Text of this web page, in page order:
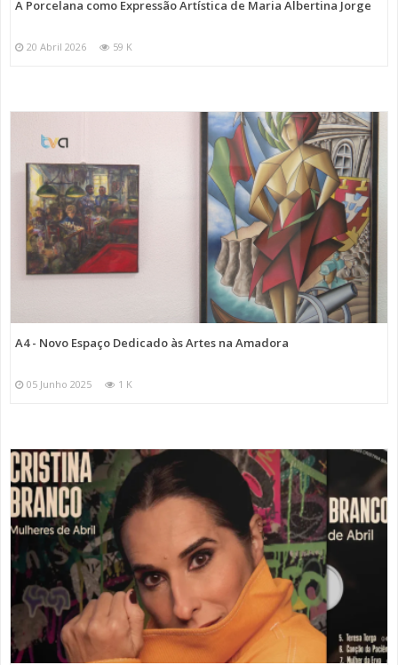
A Porcelana como Expressão Artística de Maria Albertina Jorge
20 Abril 2026 59 K
A4 - Novo Espaço Dedicado às Artes na Amadora
05 Junho 2025 1 K